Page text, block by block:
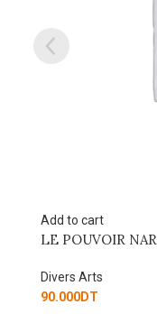
Add to cart
LE POUVOIR
Divers Arts
90.000DT